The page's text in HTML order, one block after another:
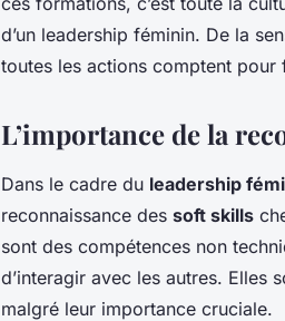
d’un leadership féminin. De la
toutes les actions comptent pour
L’importance de la
Dans le cadre du leadership
reconnaissance des soft skills
sont des compétences non
d’interagir avec les autres. Elles
malgré leur importance cruciale.